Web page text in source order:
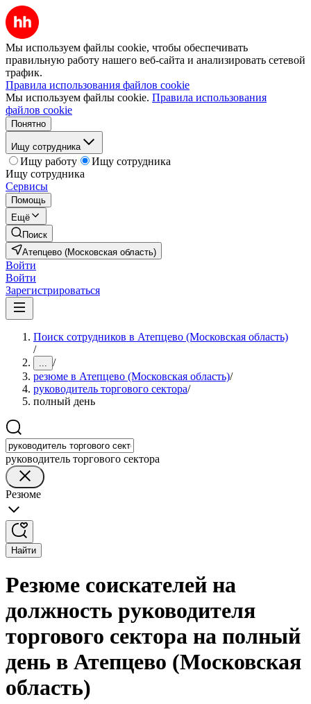
Мы используем файлы cookie, чтобы обеспечивать
правильную работу нашего веб-сайта и анализировать сетевой
трафик.
Правила использования файлов cookie
Мы используем файлы cookie. Правила использования
файлов cookie
Понятно
Ищу сотрудника
Ищу работу
Ищу сотрудника
Ищу сотрудника
Сервисы
Помощь
Ещё
Поиск
Атепцево (Московская область)
Войти
Войти
Зарегистрироваться
Поиск сотрудников в Атепцево (Московская область)
/
... /
резюме в Атепцево (Московская область)/
руководитель торгового сектора/
полный день
руководитель торгового сектора
Резюме
Найти
Резюме соискателей на
должность руководителя
торгового сектора на полный
день в Атепцево (Московская
область)